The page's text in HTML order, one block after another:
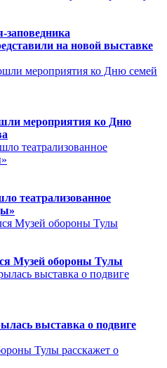
заповедника
на новой выставке
мероприятия ко Дню
театрализованное
Музей обороны Тулы
выставка о подвиге